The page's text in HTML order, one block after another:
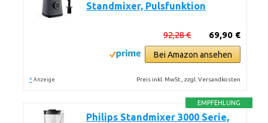
Standmixer, Pulsfunktion
69,90 €
92,28 €
Bei Amazon ansehen
* Anzeige Preis inkl. MwSt., zzgl. Versandkosten
EMPFEHLUNG
Philips Standmixer 3000 Serie,